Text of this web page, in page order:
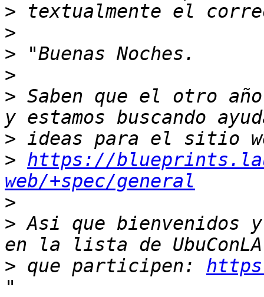
>
>
>
>
> Saben que el otro
>
> https://
web/+spec/general
>
> Asi que
> que participen: